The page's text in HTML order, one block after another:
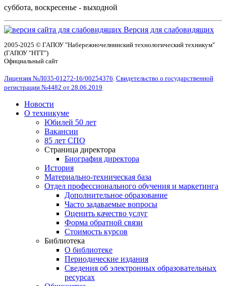
суббота, воскресенье - выходной
Версия для слабовидящих
2005-2025 © ГАПОУ "Набережночелнинский технологический техникум"
(ГАПОУ "НТТ")
Официальный сайт
Лицензия №Л035-01272-16/00254376. Свидетельство о государственной
регистрации №4482 от 28.06.2019
Новости
О техникуме
Юбилей 50 лет
Вакансии
85 лет СПО
Страница директора
Биография директора
История
Материально-техническая база
Отдел профессионального обучения и маркетинга
Дополнительное образование
Часто задаваемые вопросы
Оценить качество услуг
Форма обратной связи
Стоимость курсов
Библиотека
О библиотеке
Периодические издания
Сведения об электронных образовательных
ресурсах